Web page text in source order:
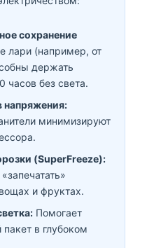
сохранение
лари (например, от
держать
часов без света.
напряжения:
минимизируют
(SuperFreeze):
и фруктах.
Помогает
в глубоком